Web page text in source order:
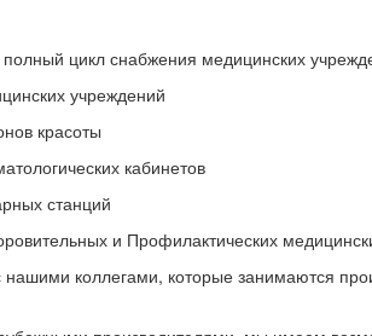
цикл снабжения медицинских
учреждений
красоты
кабинетов
станций
и Профилактических
коллегами, которые занимаются